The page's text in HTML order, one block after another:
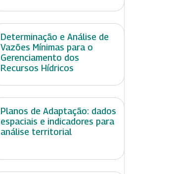
Determinação e Análise de
Vazões Mínimas para o
Gerenciamento dos
Recursos Hídricos
Planos de Adaptação: dados
espaciais e indicadores para
análise territorial